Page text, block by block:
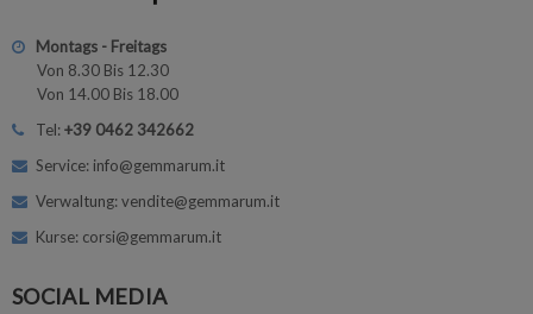
Montags - Freitags
Von 8.30 Bis 12.30
Von 14.00 Bis 18.00
Tel:+39 0462 342662
Service: info@gemmarum.it
Verwaltung: vendite@gemmarum.it
Kurse: corsi@gemmarum.it
SOCIAL MEDIA